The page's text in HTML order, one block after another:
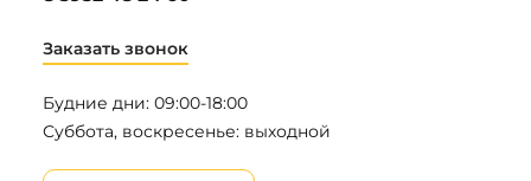
Заказать звонок
Будние дни: 09:00-18:00
Суббота, воскресенье: выходной